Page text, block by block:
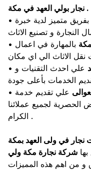
نجار بولي العهد في مكة .
بفريق متميز لدية خبرة
بالمهارة في اعمال
علي احدث التقنيات و
علي تقديم خدمة
الحصرية لجميع عملائنا
الكرام .
نجار في ولى العهد بمكة
شركة نجارة مكة ولي